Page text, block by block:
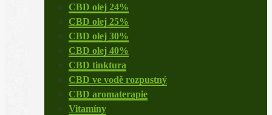
CBD olej 24%
CBD olej 25%
CBD olej 30%
CBD olej 40%
CBD tinktura
CBD ve vodě rozpustný
CBD aromaterapie
Vitamíny